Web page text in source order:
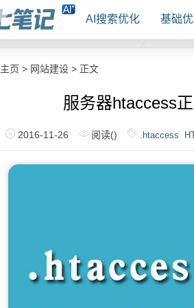
AI搜索优化 基础
主页 > 网站建设 > 正文
服务器htaccess
2016-11-26 阅读() .htaccess